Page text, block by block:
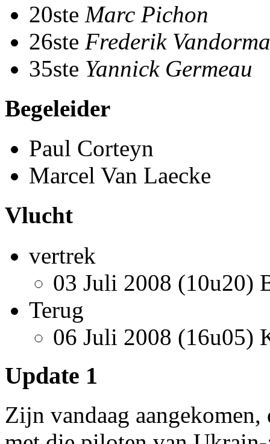
20ste Marc Pichon
26ste Frederik
35ste Yannick Germeau
Begeleider
Paul Corteyn
Marcel Van Laecke
Vlucht
vertrek
03 Juli 2008 (10u20)
Terug
06 Juli 2008 (16u05)
Update 1
Zijn vandaag